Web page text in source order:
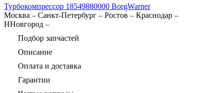
Турбокомпрессор 18549880000 BorgWarner
Москва – Санкт-Петербург – Ростов – Краснодар –
ННовгород –
Подбор запчастей
Описание
Оплата и доставка
Гарантии